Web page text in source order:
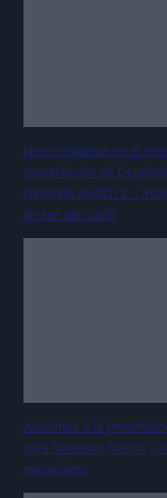
Nos montamos en el
presentación de
Nintendo Switch 2 –
límites del carril!
Asistimos a la
para Nintendo Switch
espaciales!